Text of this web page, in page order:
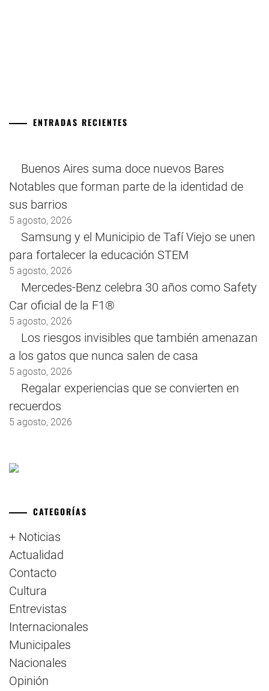
ENTRADAS RECIENTES
Buenos Aires suma doce nuevos Bares
Notables que forman parte de la identidad de
sus barrios
5 agosto, 2026
Samsung y el Municipio de Tafí Viejo se unen
para fortalecer la educación STEM
5 agosto, 2026
Mercedes-Benz celebra 30 años como Safety
Car oficial de la F1®
5 agosto, 2026
Los riesgos invisibles que también amenazan
a los gatos que nunca salen de casa
5 agosto, 2026
Regalar experiencias que se convierten en
recuerdos
5 agosto, 2026
CATEGORÍAS
+ Noticias
Actualidad
Contacto
Cultura
Entrevistas
Internacionales
Municipales
Nacionales
Opinión